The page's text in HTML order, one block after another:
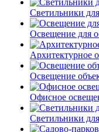
Светильники
Освещение для
Архитектурное
Освещение
Офисное
Светильники